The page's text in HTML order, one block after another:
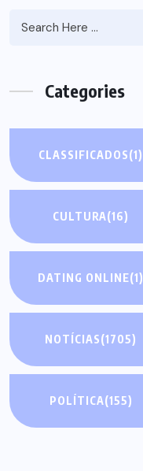
Categories
CLASSIFICADOS(1)
CULTURA(16)
DATING ONLINE(1)
NOTÍCIAS(1705)
POLÍTICA(155)